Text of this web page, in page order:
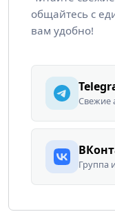
общайтесь с
вам удобно!
Свежие
Группа